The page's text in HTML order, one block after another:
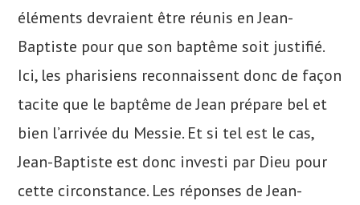
éléments devraient être réunis en Jean-
Baptiste pour que son baptême soit justifié.
Ici, les pharisiens reconnaissent donc de façon
tacite que le baptême de Jean prépare bel et
bien l’arrivée du Messie. Et si tel est le cas,
Jean-Baptiste est donc investi par Dieu pour
cette circonstance. Les réponses de Jean-